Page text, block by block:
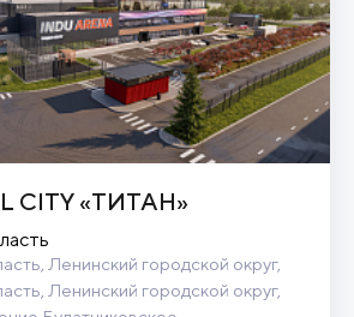
CITY «ТИТАН»
Ленинский городской округ,
Ленинский городской округ,